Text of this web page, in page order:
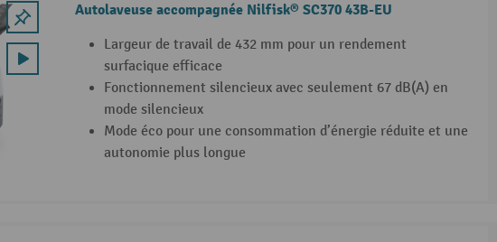
Autolaveuse accompagnée Nilfisk® SC370 43B-EU
Largeur de travail de 432 mm pour un rendement
surfacique efficace
Fonctionnement silencieux avec seulement 67 dB(A) en
mode silencieux
Mode éco pour une consommation d’énergie réduite et une
autonomie plus longue